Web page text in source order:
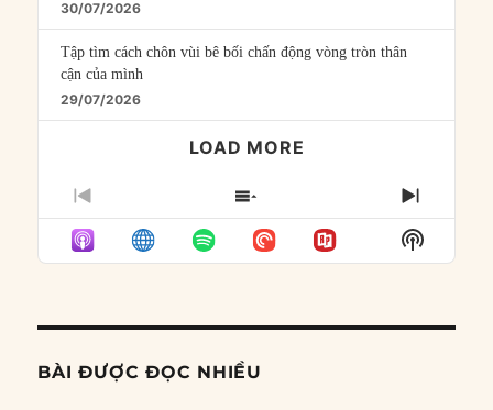
30/07/2026
Tập tìm cách chôn vùi bê bối chấn động vòng tròn thân
cận của mình
29/07/2026
LOAD MORE
PREVIOUS
EPISODE
SHOW
EPISODES
LIST
NEXT
Show
Podcast
BÀI ĐƯỢC ĐỌC NHIỀU